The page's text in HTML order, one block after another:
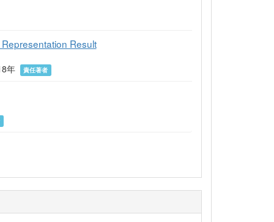
Result
年
責任著者